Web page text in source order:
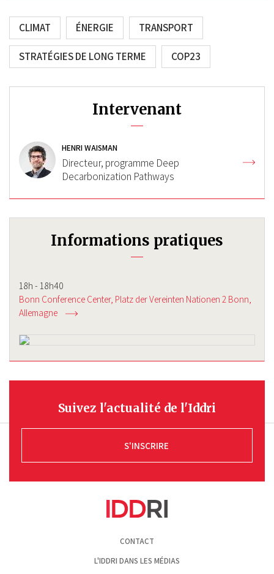
CLIMAT ÉNERGIE TRANSPORT
STRATÉGIES DE LONG TERME COP23
Intervenant
HENRI WAISMAN
Directeur, programme Deep
Decarbonization Pathways
Informations pratiques
18h - 18h40
Bonn Conference Center Platz der Vereinten Nationen 2 Bonn
Allemagne
Suivez l'actualité de l'Iddri
S'INSCRIRE
CONTACT
L'IDDRI DANS LES MÉDIAS